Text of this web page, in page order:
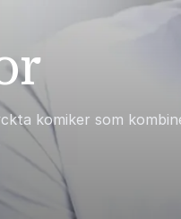
komiker som